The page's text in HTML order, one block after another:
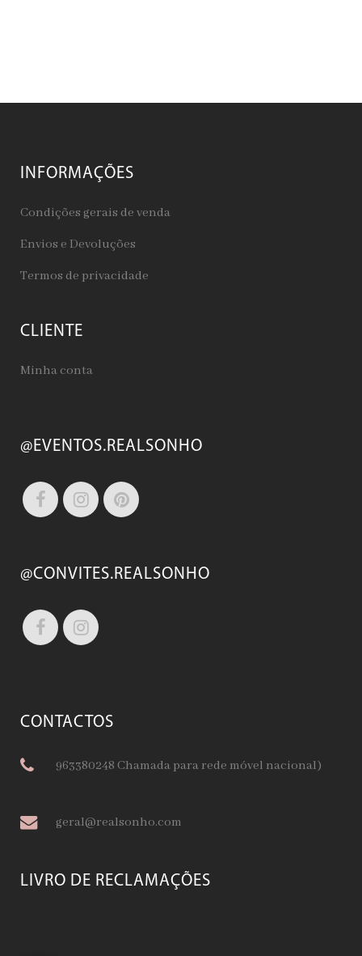
INFORMAÇÕES
Condições gerais de venda
Envios e Devoluções
Termos de privacidade
CLIENTE
Minha conta
@EVENTOS.REALSONHO
@CONVITES.REALSONHO
CONTACTOS
963380248 Chamada para rede móvel nacional)
geral@realsonho.com
LIVRO DE RECLAMAÇÕES